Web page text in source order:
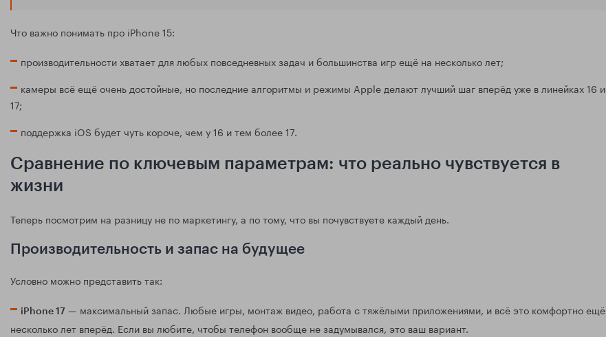
Что важно понимать про iPhone 15:
производительности хватает для любых повседневных задач и большинства игр ещё на несколько лет;
камеры всё ещё очень достойные, но последние алгоритмы и режимы Apple делают лучший шаг вперёд уже в линейках 16 и
17;
поддержка iOS будет чуть короче, чем у 16 и тем более 17.
Сравнение по ключевым параметрам: что реально чувствуется в
жизни
Теперь посмотрим на разницу не по маркетингу, а по тому, что вы почувствуете каждый день.
Производительность и запас на будущее
Условно можно представить так:
iPhone 17 — максимальный запас. Любые игры, монтаж видео, работа с тяжёлыми приложениями, и всё это комфортно ещё
несколько лет вперёд. Если вы любите, чтобы телефон вообще не задумывался, это ваш вариант.